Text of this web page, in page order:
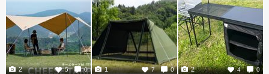
5 0
2 7 0
1 4 0
2